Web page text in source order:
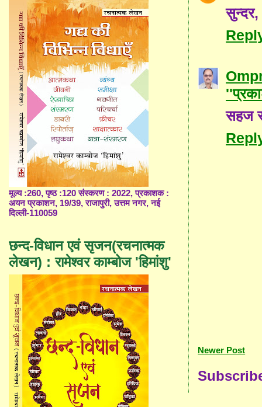
सहज
Newer Post
मूल्य :260, पृष्ठ :120 संस्करण : 2022, प्रकाशक :
अयन प्रकाशन, 19/39, राजापुरी, उत्तम नगर, नई
दिल्ली-110059
छन्द-विधान एवं सृजन(रचनात्मक
लेखन) : रामेश्वर काम्बोज 'हिमांशु'